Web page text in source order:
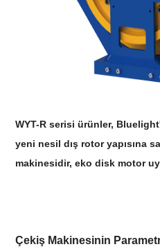
WYT-R serisi ürünler,
yeni nesil dış rotor yapısına
makinesidir, eko disk motor
Çekiş Makinesinin